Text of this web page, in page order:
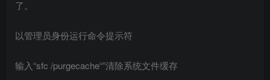
了。
以管理员身份运行命令提示符
输入“sfc /purgecache“”清除系统文件缓存